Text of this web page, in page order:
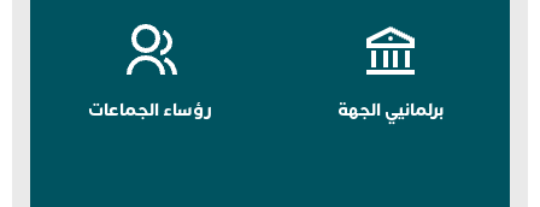
برلمانيي الجهة رؤساء الجماعات